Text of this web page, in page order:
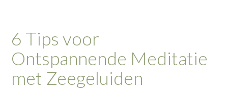
6 Tips voor
Ontspannende Meditatie
met Zeegeluiden